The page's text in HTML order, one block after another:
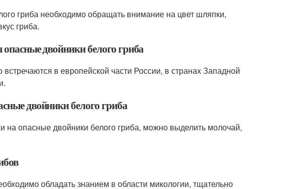
гриба необходимо обращать внимание на цвет шляпки,
гриба.
двойники белого гриба
в европейской части России, в странах Западной
двойники белого гриба
на опасные двойники белого гриба, можно выделить молочай,
обладать знанием в области микологии, тщательно